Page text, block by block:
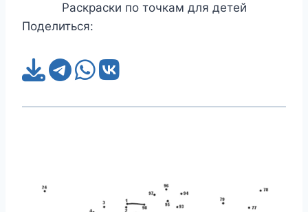
Раскраски по точкам для детей
Поделиться: